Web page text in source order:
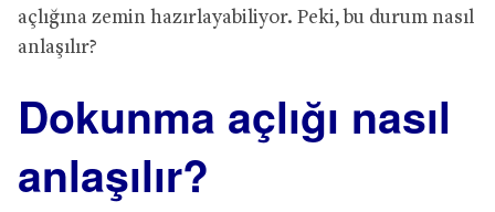
açlığına zemin hazırlayabiliyor. Peki, bu durum nasıl
anlaşılır?
Dokunma açlığı nasıl
anlaşılır?